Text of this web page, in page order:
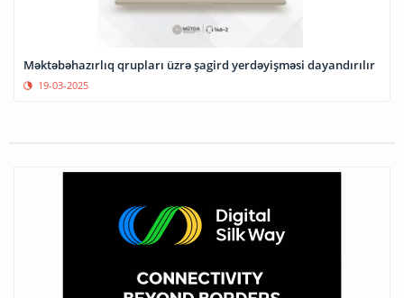
Məktəbəhazırlıq qrupları üzrə şagird yerdəyişməsi dayandırılır
19-03-2025